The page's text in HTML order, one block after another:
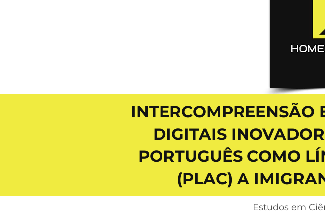
INTERCOMPREENSÃO
DIGITAIS
PORTUGUÊS COMO
(PLAC) A
Estudos em